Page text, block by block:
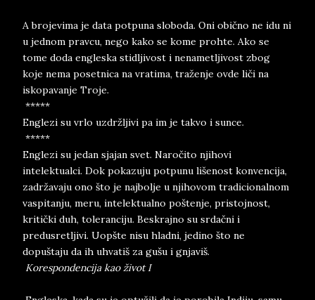
A brojevima je data potpuna sloboda. Oni obično ne idu ni
u jednom pravcu, nego kako se kome prohte. Ako se
tome doda engleska stidljivost i nenametljivost zbog
koje nema posetnica na vratima, traženje ovde liči na
iskopavanje Troje.
*****
Englezi su vrlo uzdržljivi pa im je takvo i sunce.
*****
Englezi su jedan sjajan svet. Naročito njihovi
intelektualci. Dok pokazuju potpunu lišenost konvencija,
zadržavaju ono što je najbolje u njihovom tradicionalnom
vaspitanju, meru, intelektualno poštenje, pristojnost,
kritički duh, toleranciju. Beskrajno su srdačni i
predusretljivi. Uopšte nisu hladni, jedino što ne
dopuštaju da ih uhvatiš za gušu i gnjaviš.
Korespondencija kao život I